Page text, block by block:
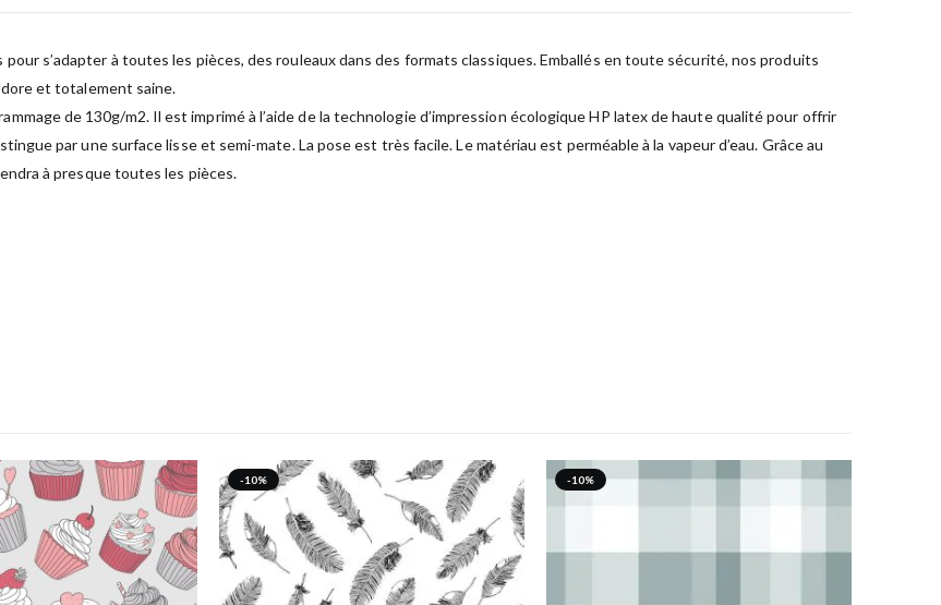
s’adapter à toutes les pièces, des rouleaux dans des formats classiques. Emballés en toute sécurité, nos produits
et totalement saine.
de 130g/m2. Il est imprimé à l’aide de la technologie d’impression écologique HP latex de haute qualité pour offrir
par une surface lisse et semi-mate. La pose est très facile. Le matériau est perméable à la vapeur d’eau. Grâce au
à presque toutes les pièces.
-10% -10%